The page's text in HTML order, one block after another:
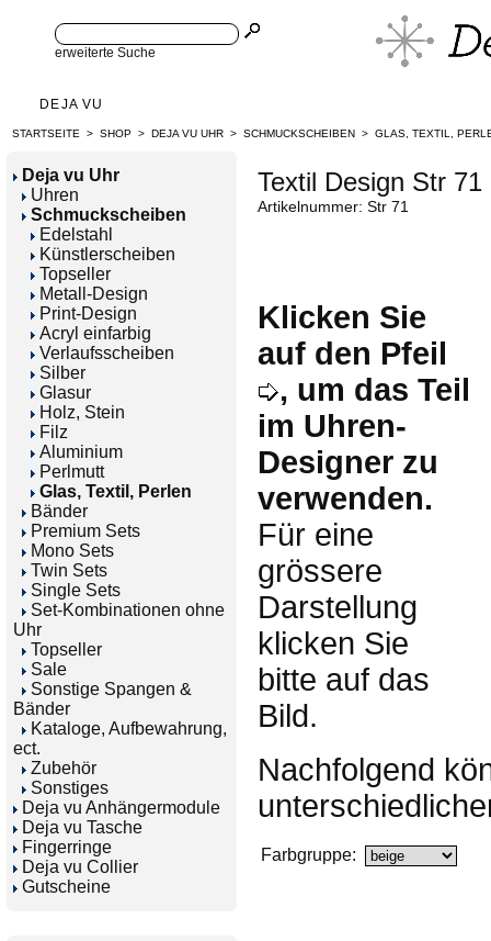
erweiterte Suche
DEJA VU
STARTSEITE > SHOP > DEJA VU UHR > SCHMUCKSCHEIBEN > GLAS, TEXTIL,
Deja vu Uhr
Uhren
Schmuckscheiben
Edelstahl
Künstlerscheiben
Topseller
Metall-Design
Print-Design
Acryl einfarbig
Verlaufsscheiben
Silber
Glasur
Holz, Stein
Filz
Aluminium
Perlmutt
Glas, Textil, Perlen
Bänder
Premium Sets
Mono Sets
Twin Sets
Single Sets
Set-Kombinationen ohne
Uhr
Topseller
Sale
Sonstige Spangen &
Bänder
Kataloge, Aufbewahrung,
ect.
Zubehör
Sonstiges
Deja vu Anhängermodule
Deja vu Tasche
Fingerringe
Deja vu Collier
Gutscheine
Textil Design Str 71
Artikelnummer: Str 71
Klicken Sie
auf den Pfeil
, um das Teil
im Uhren-
Designer zu
verwenden.
Für eine
grössere
Darstellung
klicken Sie
bitte auf das
Bild.
Nachfolgend
Farbgruppe: